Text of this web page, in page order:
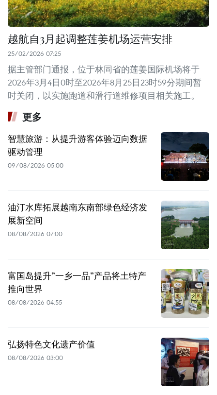
越航自3月起调整莲姜机场运营安排
25/02/2026 07:25
据主管部门通报，位于林同省的莲姜国际机场将于
2026年3月4日0时至2026年8月25日23时59分期间暂
时关闭，以实施跑道和滑行道维修项目相关施工。
更多
智慧旅游：从提升游客体验迈向数据
驱动管理
09/08/2026 05:00
油汀水库拓展越南东南部绿色经济发
展新空间
08/08/2026 07:00
富国岛提升”一乡一品”产品将土特产
推向世界
08/08/2026 04:55
弘扬特色文化遗产价值
08/08/2026 03:00